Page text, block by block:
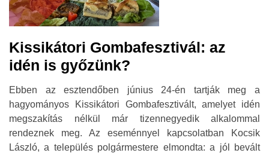
Kissikátori Gombafesztivál: az
idén is győzünk?
Ebben az esztendőben június 24-én tartják meg a
hagyományos Kissikátori Gombafesztivált, amelyet idén
megszakítás nélkül már tizennegyedik alkalommal
rendeznek meg. Az eseménnyel kapcsolatban Kocsik
László, a település polgármestere elmondta: a jól bevált